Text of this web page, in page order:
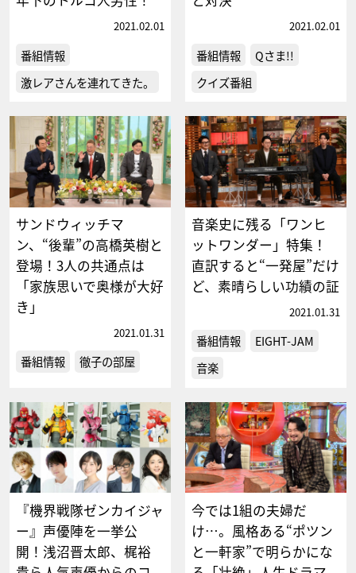
2021.02.01
番組情報
激レアさんを連れてきた。
2021.02.01
番組情報
Qさま!!
クイズ番組
サンドウィッチマ
ン、“後輩”の高橋英樹と
登場！3人の共通点は
「家族思いで奥様が大好
き」
2021.01.31
番組情報 徹子の部屋
音楽史に残る「ワンヒ
ットワンダー」特集！
直訳すると“一発屋”だけ
ど、素晴らしい功績の証
2021.01.31
番組情報
EIGHT-JAM
音楽
『機界戦隊ゼンカイジャ
ー』声優陣を一挙公
開！浅沼晋太郎、梶裕
今では1組の夫婦だ
け…。風格ある“ポツン
と一軒家”で明らかにな